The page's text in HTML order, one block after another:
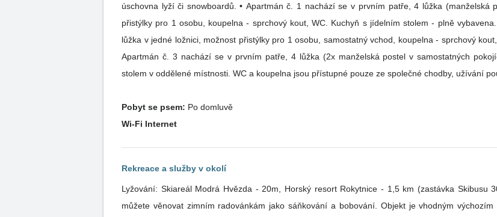
úschovna lyží či snowboardů. • Apartmán č. 1 nachází se v prvním patře, 4 lůžka (manželská postel + 2 lůžka v oddělené místnosti) + možnost
přistýlky pro 1 osobu, koupelna - sprchový kout, WC. Kuchyň s jídelním stolem - plně vybavena. • Apartmán č. 2 nachází se v přízemí objektu, 4
lůžka v jedné ložnici, možnost přistýlky pro 1 osobu, samostatný vchod, koupelna - sprchový
Apartmán č. 3 nachází se v prvním patře, 4 lůžka (2x manželská postel v samostatných
stolem v oddělené místnosti. WC a koupelna jsou přístupné pouze ze společné chodby, užívání
Pobyt se psem: Po domluvě
Wi-Fi Internet
Rekreace a služby v okolí
Lyžování: Skiareál Modrá Hvězda - 20m, Horský resort Rokytnice - 1,5 km (zastávka Skibusu 300m -
můžete věnovat zimním radovánkám jako sáňkování a bobování. Objekt je vhodným